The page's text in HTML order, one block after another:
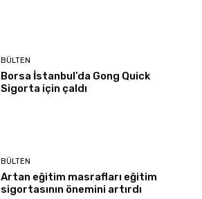
BÜLTEN
Borsa İstanbul’da Gong Quick
Sigorta için çaldı
BÜLTEN
Artan eğitim masrafları eğitim
sigortasının önemini artırdı